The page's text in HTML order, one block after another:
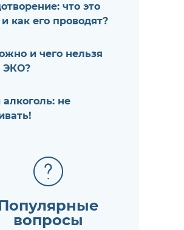
что это
как его проводят?
и чего нельзя
ЭКО?
не
вопросы